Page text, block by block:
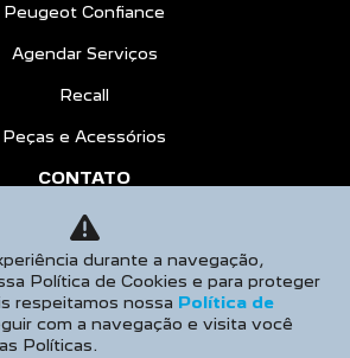
Peugeot Confiance
Agendar Serviços
Recall
Peças e Acessórios
CONTATO
Sobre Nós
Fale Conosco
um Emotion Drive
Trabalhe Conosco
durante a navegação,
Política de Cookies e para proteger
respeitamos nossa Política de
com a navegação e visita você
Políticas.